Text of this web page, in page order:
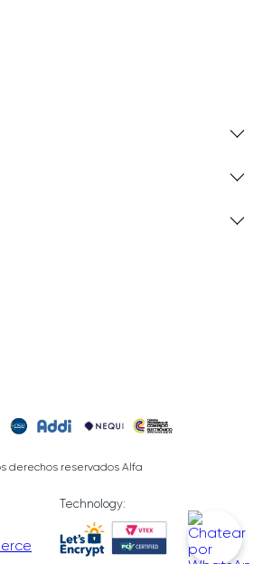
derechos reservados Alfa
Technology: